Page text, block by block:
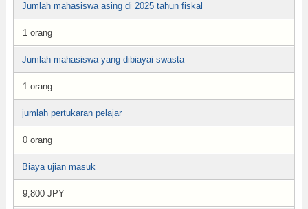
Jumlah mahasiswa asing di 2025 tahun fiskal
1 orang
Jumlah mahasiswa yang dibiayai swasta
1 orang
jumlah pertukaran pelajar
0 orang
Biaya ujian masuk
9,800 JPY